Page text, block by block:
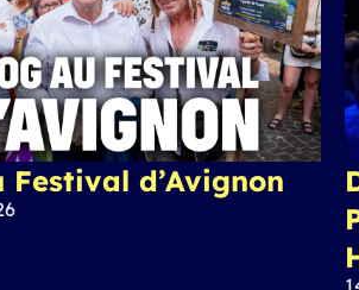
Festival d’Avignon